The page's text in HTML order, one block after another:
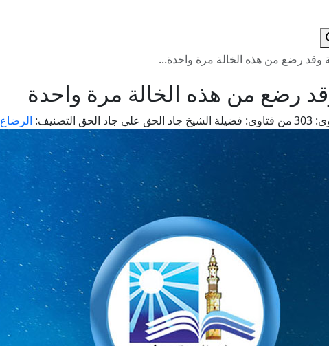
وقد رضع من هذه الخالة مرة واحدة...
رضع من هذه الخالة مرة واحدة
من فتاوى: فضيلة الشيخ جاد الحق علي جاد الحق التصنيف: الرضاع